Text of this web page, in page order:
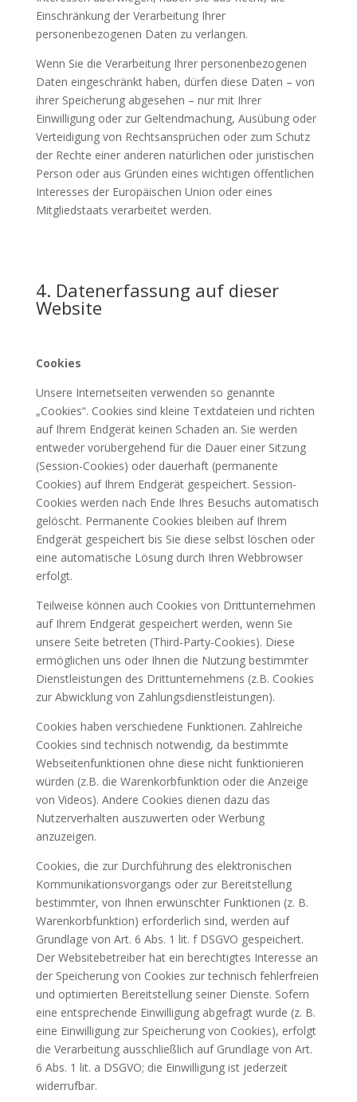
Einschränkung der Verarbeitung Ihrer
personenbezogenen Daten zu verlangen.
Wenn Sie die Verarbeitung Ihrer personenbezogenen
Daten eingeschränkt haben, dürfen diese Daten – von
ihrer Speicherung abgesehen – nur mit Ihrer
Einwilligung oder zur Geltendmachung, Ausübung oder
Verteidigung von Rechtsansprüchen oder zum Schutz
der Rechte einer anderen natürlichen oder juristischen
Person oder aus Gründen eines wichtigen öffentlichen
Interesses der Europäischen Union oder eines
Mitgliedstaats verarbeitet werden.
4. Datenerfassung auf dieser
Website
Cookies
Unsere Internetseiten verwenden so genannte
„Cookies“. Cookies sind kleine Textdateien und richten
auf Ihrem Endgerät keinen Schaden an. Sie werden
entweder vorübergehend für die Dauer einer Sitzung
(Session-Cookies) oder dauerhaft (permanente
Cookies) auf Ihrem Endgerät gespeichert. Session-
Cookies werden nach Ende Ihres Besuchs automatisch
gelöscht. Permanente Cookies bleiben auf Ihrem
Endgerät gespeichert bis Sie diese selbst löschen oder
eine automatische Lösung durch Ihren Webbrowser
erfolgt.
Teilweise können auch Cookies von Drittunternehmen
auf Ihrem Endgerät gespeichert werden, wenn Sie
unsere Seite betreten (Third-Party-Cookies). Diese
ermöglichen uns oder Ihnen die Nutzung bestimmter
Dienstleistungen des Drittunternehmens (z.B. Cookies
zur Abwicklung von Zahlungsdienstleistungen).
Cookies haben verschiedene Funktionen. Zahlreiche
Cookies sind technisch notwendig, da bestimmte
Webseitenfunktionen ohne diese nicht funktionieren
würden (z.B. die Warenkorbfunktion oder die Anzeige
von Videos). Andere Cookies dienen dazu das
Nutzerverhalten auszuwerten oder Werbung
anzuzeigen.
Cookies, die zur Durchführung des elektronischen
Kommunikationsvorgangs oder zur Bereitstellung
bestimmter, von Ihnen erwünschter Funktionen (z. B.
Warenkorbfunktion) erforderlich sind, werden auf
Grundlage von Art. 6 Abs. 1 lit. f DSGVO gespeichert.
Der Websitebetreiber hat ein berechtigtes Interesse an
der Speicherung von Cookies zur technisch fehlerfreien
und optimierten Bereitstellung seiner Dienste. Sofern
eine entsprechende Einwilligung abgefragt wurde (z. B.
eine Einwilligung zur Speicherung von Cookies), erfolgt
die Verarbeitung ausschließlich auf Grundlage von Art.
6 Abs. 1 lit. a DSGVO; die Einwilligung ist jederzeit
widerrufbar.